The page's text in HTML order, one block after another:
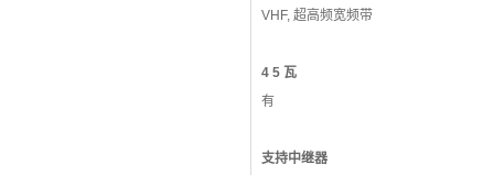
VHF, 超高频宽频带
4 5 瓦
有
支持中继器